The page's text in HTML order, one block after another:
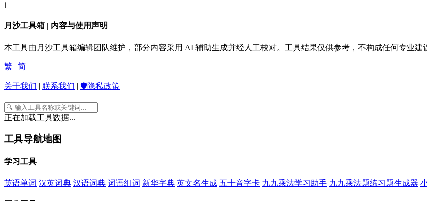
ℹ️
月沙工具箱 | 内容与使用声明
本工具由月沙工具箱编辑团队维护，部分内容采用 AI 辅助生成并经人工校对。工具结果仅供参考，不构成任何专业建
繁 | 简
关于我们 | 联系我们 | 🛡️隐私政策
正在加载工具数据...
工具导航地图
学习工具
英语单词 汉英词典 汉语词典 词语组词 新华字典 英文名生成 五十音字卡 九九乘法学习助手 九九乘法题练习题生成器